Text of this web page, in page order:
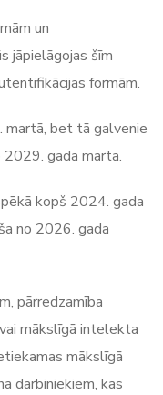
un
jāpielāgojas šīm
formām.
martā, bet tā galvenie
2029. gada marta.
kopš 2024. gada
no 2026. gada
pārredzamība
mākslīgā intelekta
mākslīgā
darbiniekiem, kas